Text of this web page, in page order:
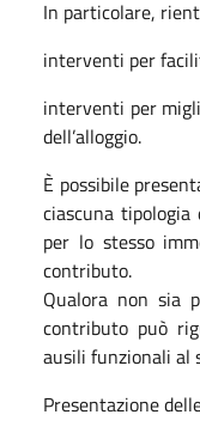
In particolare,
interventi per
interventi per
dell’alloggio.
È possibile
ciascuna
per lo stesso
contributo.
Qualora non sia
contributo può
ausili funzionali al
Presentazione